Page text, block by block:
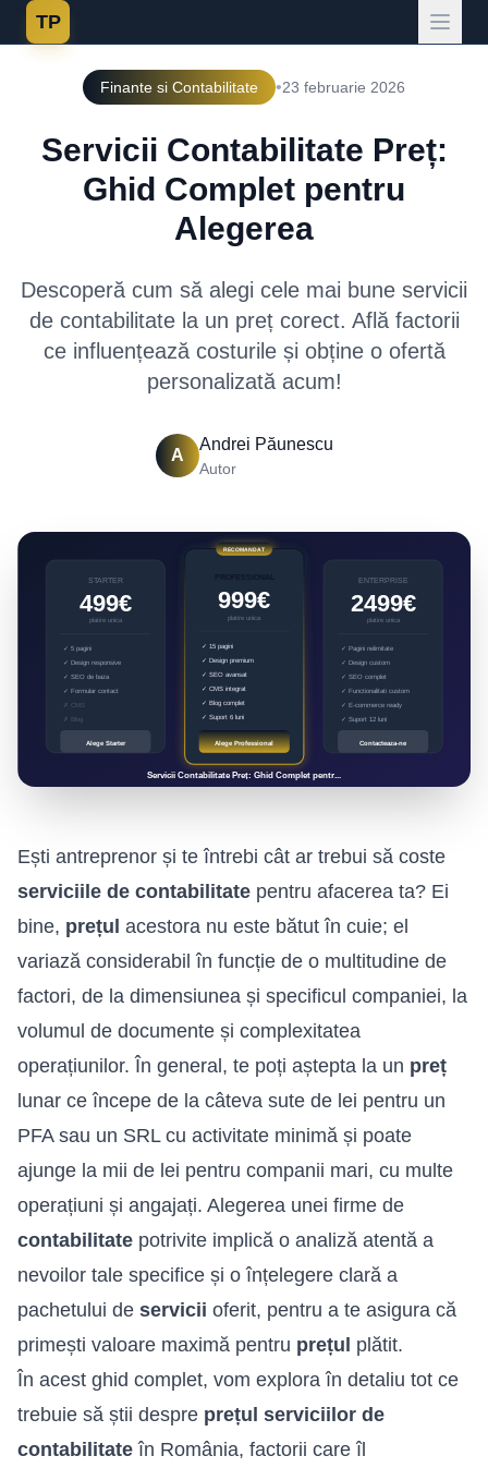
TP
Finante si Contabilitate •23 februarie 2026
Servicii Contabilitate Preț:
Ghid Complet pentru
Alegerea
Descoperă cum să alegi cele mai bune servicii
de contabilitate la un preț corect. Află factorii
ce influențează costurile și obține o ofertă
personalizată acum!
A
Andrei Păunescu
Autor
Ești antreprenor și te întrebi cât ar trebui să coste
serviciile de contabilitate pentru afacerea ta? Ei
bine, prețul acestora nu este bătut în cuie; el
variază considerabil în funcție de o multitudine de
factori, de la dimensiunea și specificul companiei, la
volumul de documente și complexitatea
operațiunilor. În general, te poți aștepta la un preț
lunar ce începe de la câteva sute de lei pentru un
PFA sau un SRL cu activitate minimă și poate
ajunge la mii de lei pentru companii mari, cu multe
operațiuni și angajați. Alegerea unei firme de
contabilitate potrivite implică o analiză atentă a
nevoilor tale specifice și o înțelegere clară a
pachetului de servicii oferit, pentru a te asigura că
primești valoare maximă pentru prețul plătit.
În acest ghid complet, vom explora în detaliu tot ce
trebuie să știi despre prețul serviciilor de
contabilitate în România, factorii care îl